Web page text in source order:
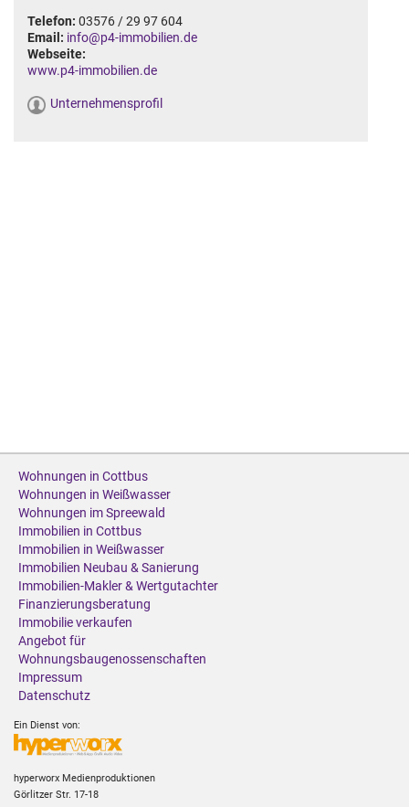
Telefon: 03576 / 29 97 604
Email: info@p4-immobilien.de
Webseite:
www.p4-immobilien.de
Unternehmensprofil
Wohnungen in Cottbus
Wohnungen in Weißwasser
Wohnungen im Spreewald
Immobilien in Cottbus
Immobilien in Weißwasser
Immobilien Neubau & Sanierung
Immobilien-Makler & Wertgutachter
Finanzierungsberatung
Immobilie verkaufen
Angebot für
Wohnungsbaugenossenschaften
Impressum
Datenschutz
Ein Dienst von:
hyperworx Medienproduktionen
Görlitzer Str. 17-18